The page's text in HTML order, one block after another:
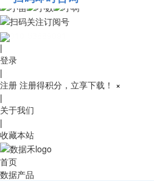
010-53689091
|
登录
|
注册 注册得积分，立享下载！ ×
|
关于我们
|
收藏本站
首页
数据产品